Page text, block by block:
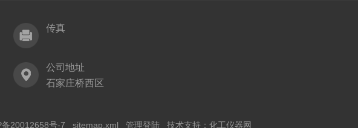
传真
公司地址
石家庄桥西区
备20012658号-7 sitemap.xml 管理登陆 技术支持： 化工仪器网